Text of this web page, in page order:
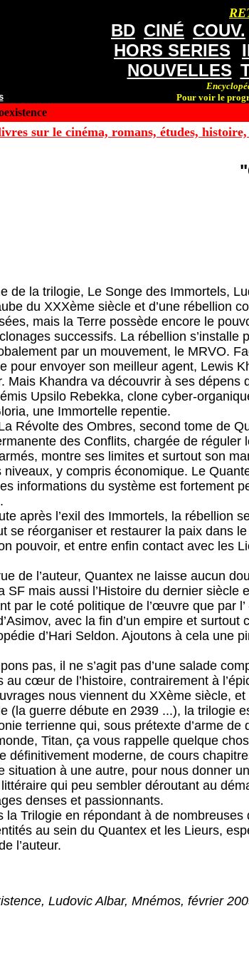
BD CINÉ COUV.
HORS SERIES
NOUVELLES
Pour voir le
sur le cinéma, romans, études, histoire,
de la trilogie, Le Songe des Immortels,
du XXXème siècle et d’une rébellion
mais la Terre possède encore le
successifs. La rébellion s’installe
par un mouvement, le MRVO.
pour envoyer son meilleur agent, Lewis
Mais Khandra va découvrir à ses dépens
Upsilo Rebekka, clone cyber-
une Immortelle repentie.
Révolte des Ombres, second tome de
des Conflits, chargée de réguler
montre ses limites et surtout son
niveaux, y compris économique. Le
informations du système est fortement
après l’exil des Immortels, la rébellion
se réorganiser et restaurer la paix dans
pouvoir, et entre enfin contact avec les
de l’auteur, Quantex ne laisse aucun
SF mais aussi l’Histoire du dernier siècle
par le coté politique de l’œuvre que par
avec la fin d’un empire et
d’Hari Seldon. Ajoutons à cela une
pas, il ne s’agit pas d’une salade
au cœur de l’histoire, contrairement à
nous viennent du XXème siècle,
(la guerre débute en 2939 ...), la trilogie
terrienne qui, sous prétexte d’arme
Titan, ça vous rappelle quelque
définitivement moderne, de cours
situation à une autre, pour nous donner
qui peu sembler déroutant au
denses et passionnants.
la Trilogie en répondant à de
au sein du Quantex et les Lieurs,
l’auteur.
Ludovic Albar, Mnémos, février